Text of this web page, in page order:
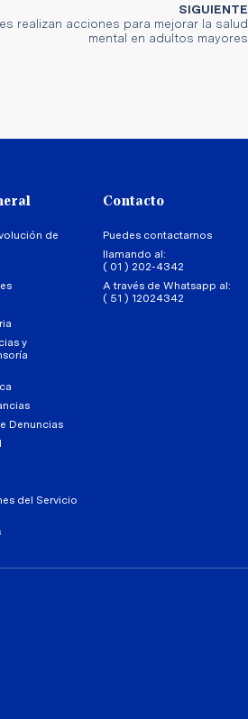
SIGUIENTE
realizan acciones para mejorar la salud
mental en adultos mayores
de
y
Denuncias
del Servicio
Contacto
Puedes contactarnos
llamando al:
( 01 ) 202-4342
A través de Whatsapp al:
( 51 ) 12024342